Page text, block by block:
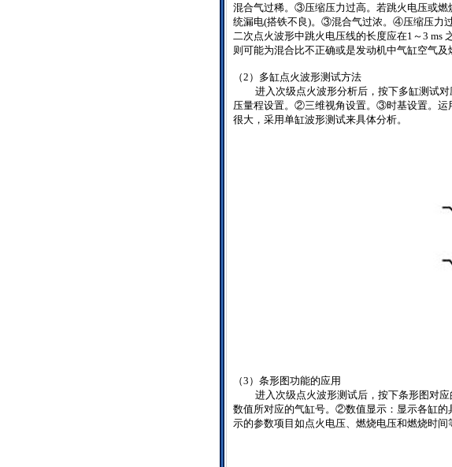
混合气过稀。③压缩压力过高。若跳火电压或
统漏电(搭铁不良)。③混合气过浓。④压缩压力过
二次点火波形中跳火电压线的长度应在1 ～3 ms
则可能为混合比不正确或是发动机中气缸空气及
（2 ）多缸点火波形测试方法
进入次级点火波形分析后，按下多缸测试对
压量程设置。②三维视角设置。③时基设置。运
很大，采用单缸波形测试来具体分析。
（3 ）条形图功能的应用
进入次级点火波形测试后，按下条形图对
数值所对应的气缸号。②数值显示：显示各缸
示的参数项目如点火电压、燃烧电压和燃烧时间